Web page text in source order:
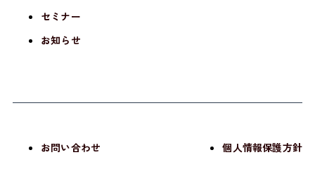
セミナー
お知らせ
お問い合わせ 個人情報保護方針